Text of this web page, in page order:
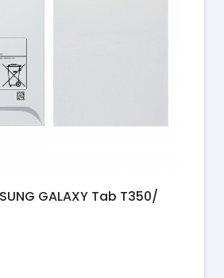
GALAXY Tab T350/